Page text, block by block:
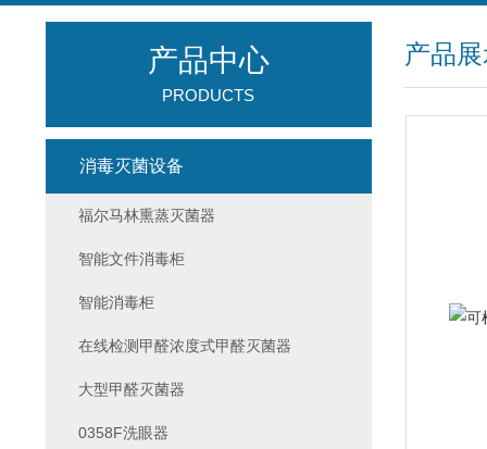
产品
产品中心
PRODUCTS
消毒灭菌设备
福尔马林熏蒸灭菌器
智能文件消毒柜
智能消毒柜
在线检测甲醛浓度式甲醛灭菌器
大型甲醛灭菌器
0358F洗眼器